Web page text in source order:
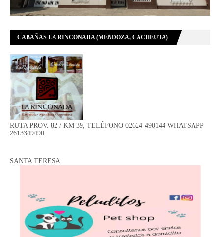
CABAÑAS LA RINCONADA (MENDOZA, CACHEUTA)
RUTA PROV. 82 / KM 39, TELÉFONO 02624-490144 WHATSAPP
2613349490
SANTA TERESA: